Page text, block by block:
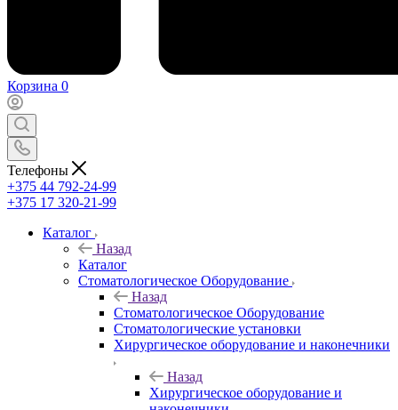
Корзина 0
Телефоны
+375 44 792-24-99
+375 17 320-21-99
Каталог
Назад
Каталог
Стоматологическое Оборудование
Назад
Стоматологическое Оборудование
Стоматологические установки
Хирургическое оборудование и наконечники
Назад
Хирургическое оборудование и